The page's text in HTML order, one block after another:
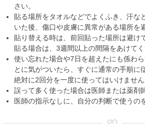
さい。
貼る場所をタオルなどでよくふき、汗な
いた後、傷口や皮膚に異常がある場所を
貼り替える時は、前回貼った場所は避け
貼る場合は、3週間以上の間隔をあけてく
使い忘れた場合や7日を超えたにも係わ
とに気がついたら、すぐに通常の手順に
絶対に2回分を一度に使ってはいけません
誤って多く使った場合は医師または薬剤
医師の指示なしに、自分の判断で使うの